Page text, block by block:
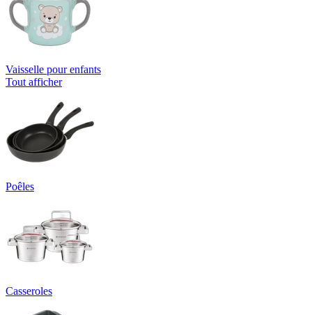
Vaisselle pour enfants
Tout afficher
Poêles
Casseroles